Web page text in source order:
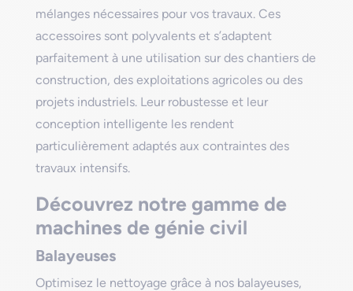
mélanges nécessaires pour vos travaux. Ces
accessoires sont polyvalents et s’adaptent
parfaitement à une utilisation sur des chantiers de
construction, des exploitations agricoles ou des
projets industriels. Leur robustesse et leur
conception intelligente les rendent
particulièrement adaptés aux contraintes des
travaux intensifs.
Découvrez notre gamme de
machines de génie civil
Balayeuses
Optimisez le nettoyage grâce à nos balayeuses,